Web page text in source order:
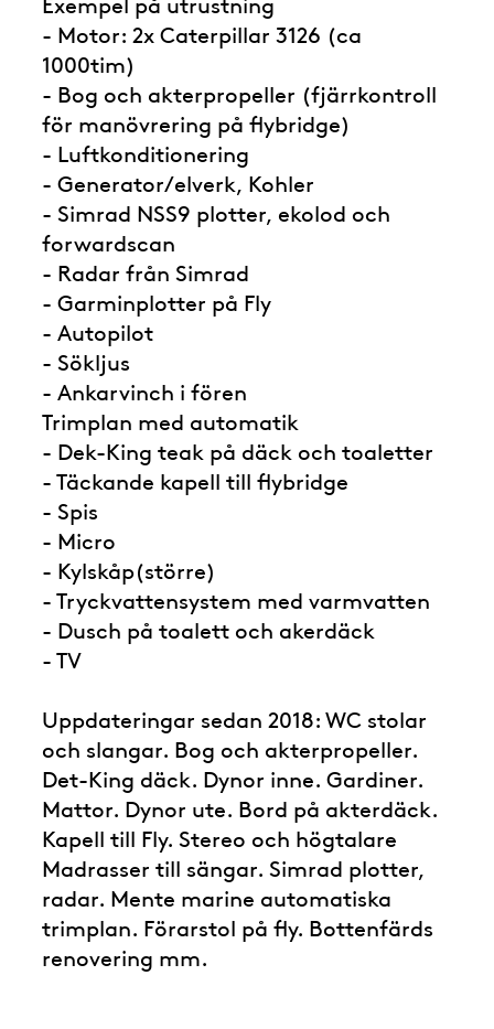
- Motor: 2x Caterpillar 3126 (ca
1000tim)
- Bog och akterpropeller (fjärrkontroll
för manövrering på flybridge)
- Luftkonditionering
- Generator/elverk, Kohler
- Simrad NSS9 plotter, ekolod och
forwardscan
- Radar från Simrad
- Garminplotter på Fly
- Autopilot
- Sökljus
- Ankarvinch i fören
Trimplan med automatik
- Dek-King teak på däck och toaletter
- Täckande kapell till flybridge
- Spis
- Micro
- Kylskåp(större)
- Tryckvattensystem med varmvatten
- Dusch på toalett och akerdäck
- TV
Uppdateringar sedan 2018: WC stolar
och slangar. Bog och akterpropeller.
Det-King däck. Dynor inne. Gardiner.
Mattor. Dynor ute. Bord på akterdäck.
Kapell till Fly. Stereo och högtalare
Madrasser till sängar. Simrad plotter,
radar. Mente marine automatiska
trimplan. Förarstol på fly. Bottenfärds
renovering mm.